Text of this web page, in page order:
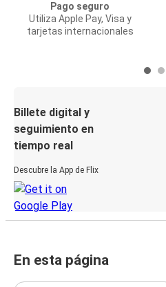
Pago seguro
Utiliza Apple Pay, Visa y
tarjetas internacionales
Billete digital y
seguimiento en
tiempo real
Descubre la App de Flix
En esta página